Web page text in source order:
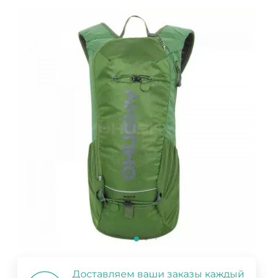
Доставляем ваши заказы каждый